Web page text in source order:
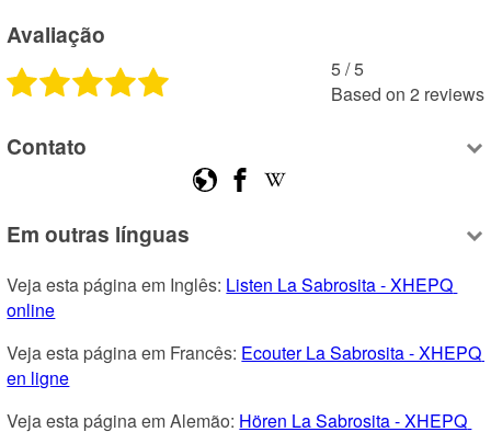
Avaliação
5 /5
Based on 2 reviews
Contato
Em outras línguas
Veja esta página em Inglês: Listen La Sabrosita - XHEPQ
online
Veja esta página em Francês: Ecouter La Sabrosita - XHEPQ
en ligne
Veja esta página em Alemão: Hören La Sabrosita - XHEPQ